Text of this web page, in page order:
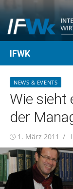
Skip
content
IFWK
NEWS & EVENTS
Wie sieht
der
Posted
on
1. März 2011